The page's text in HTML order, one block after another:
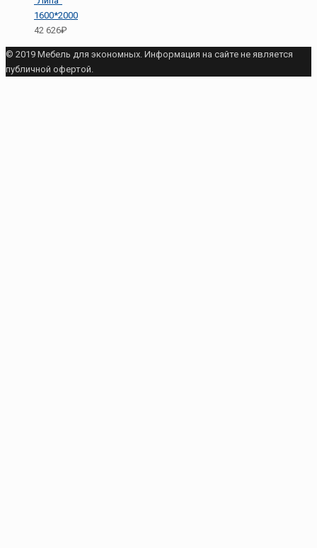
1600*2000
42 626₽
© 2019 Мебель для экономных. Информация на сайте не является
публичной офертой.